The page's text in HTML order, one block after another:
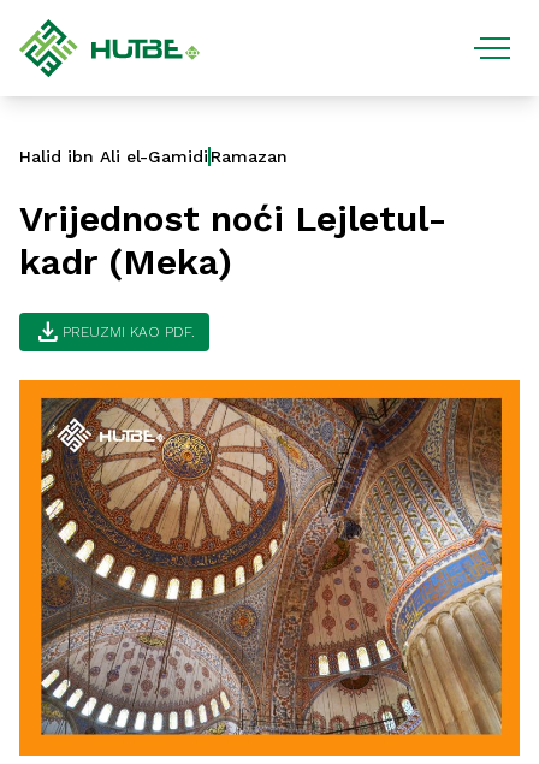
Halid ibn Ali el-Gamidi Ramazan
Vrijednost noći Lejletul-
kadr (Meka)
download PREUZMI KAO PDF.